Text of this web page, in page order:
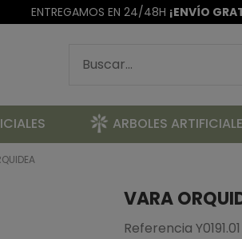
ENTREGAMOS EN 24/48H ¡ENVÍO
ARBOLES
VARA
Referencia Y0191.01